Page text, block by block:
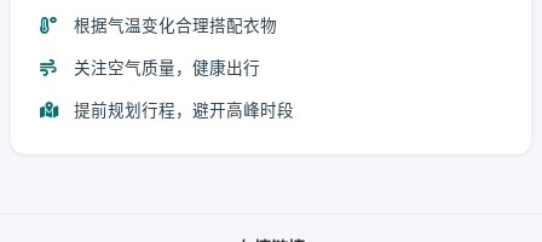
根据气温变化合理搭配衣物
关注空气质量，健康出行
提前规划行程，避开高峰时段